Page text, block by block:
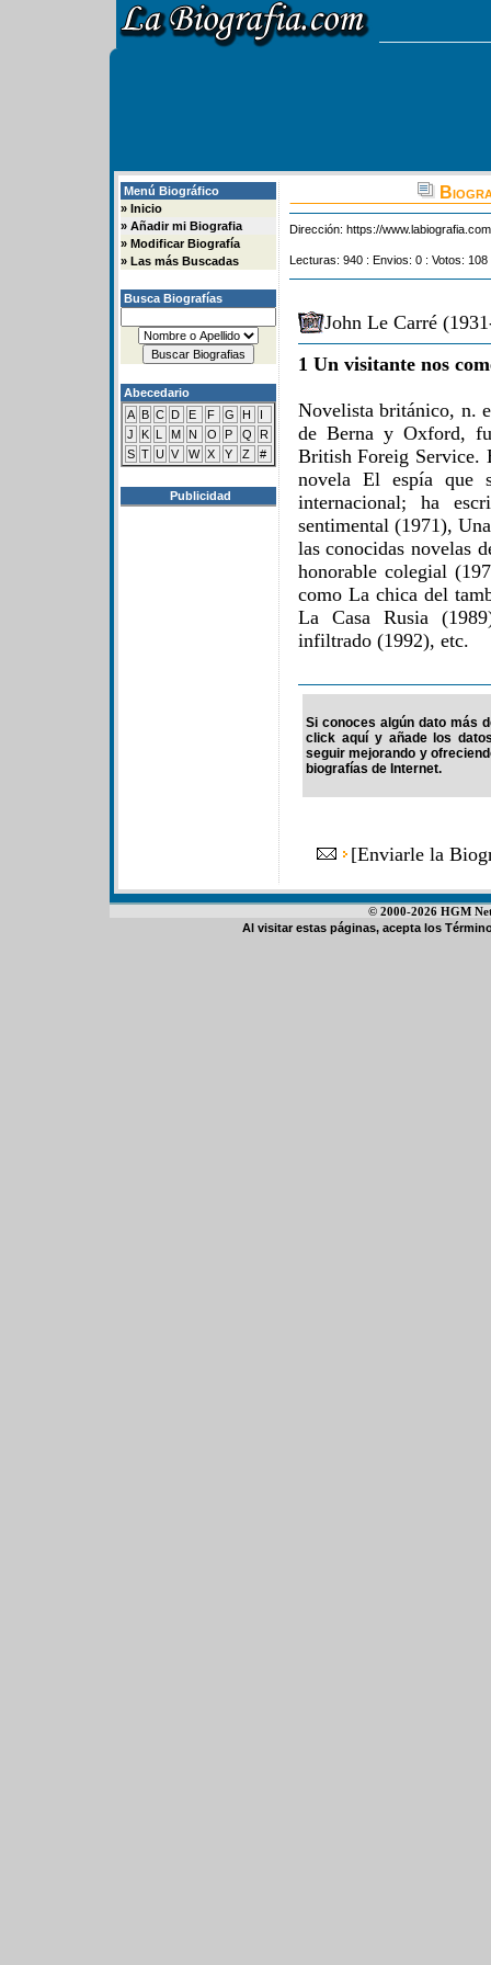
Menú Biográfico
» Inicio
» Añadir mi Biografia
» Modificar Biografía
» Las más Buscadas
Busca Biografías
Abecedario
A B C D E F G H
I
J
K L M N O P Q
R
S T U V W X Y Z #
Publicidad
Dirección: https://
Lecturas: 940 : Envios: 0 : Votos:
John Le Carré
1 Un visitante nos
Novelista británico, n.
de Berna y Oxford,
British Foreig Service.
novela El espía que
internacional; ha
sentimental (1971),
las conocidas novelas
honorable colegial
como La chica del
La Casa Rusia
infiltrado (1992), etc.
Si conoces algún dato más
click aquí y añade los
seguir mejorando y
biografías de Internet.
[Enviarle la
© 2000-2026 HGM
Al visitar estas páginas, acepta los